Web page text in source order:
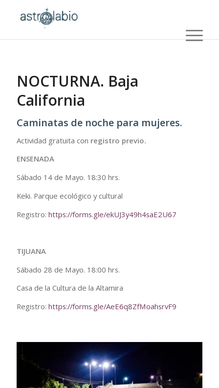
NOCTURNA. Baja
California
Caminatas de noche para mujeres.
Actividad gratuita con registro previo.
ENSENADA
Sábado 14 de Mayo. 18:30 hrs.
Keki. Parque ecológico y cultural
Registro: https://forms.gle/ekUJ3y49h4saE2U67
TIJUANA
Sábado 28 de Mayo. 18:00 hrs.
Casa de la Cultura de la Altamira
Registro: https://forms.gle/AeE6q8ZfMoahsrvF9